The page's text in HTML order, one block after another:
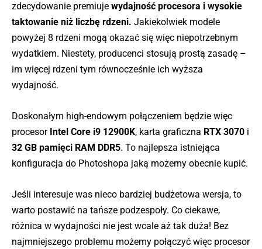
zdecydowanie premiuje wydajność procesora i wysokie
taktowanie niż liczbę rdzeni. Jakiekolwiek modele
powyżej 8 rdzeni mogą okazać się więc niepotrzebnym
wydatkiem. Niestety, producenci stosują prostą zasadę –
im więcej rdzeni tym równocześnie ich wyższa
wydajność.
Doskonałym high-endowym połączeniem będzie więc
procesorIntel Core i9 12900K, karta graficzna RTX 3070 i
32 GB pamięci RAM DDR5. To najlepsza istniejąca
konfiguracja do Photoshopa jaką możemy obecnie kupić.
Jeśli interesuje was nieco bardziej budżetowa wersja, to
warto postawić na tańsze podzespoły. Co ciekawe,
różnica w wydajności nie jest wcale aż tak duża! Bez
najmniejszego problemu możemy połączyć więc procesor